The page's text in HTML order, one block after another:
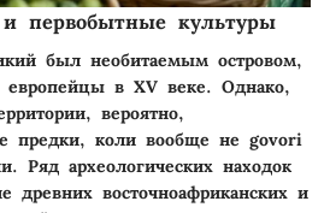
первобытные культуры
был необитаемым островом,
европейцы в XV веке. Однако,
вероятно,
предки, коли вообще не govori
Ряд археологических находок
древних восточноафриканских и